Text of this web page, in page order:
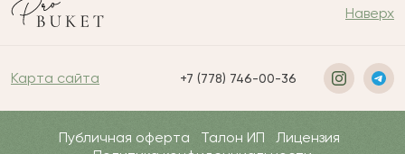
Наверх
Карта сайта +7 (778) 746-00-36
Публичная оферта Талон ИП
Лицензия